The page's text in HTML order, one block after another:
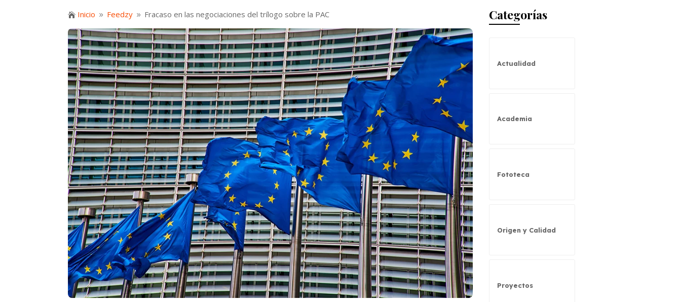
 Inicio 9 Feedzy 9 Fracaso en las negociaciones del trílogo sobre la PAC Categorías
Actualidad
Academia
Fototeca
Origen y Calidad
Proyectos